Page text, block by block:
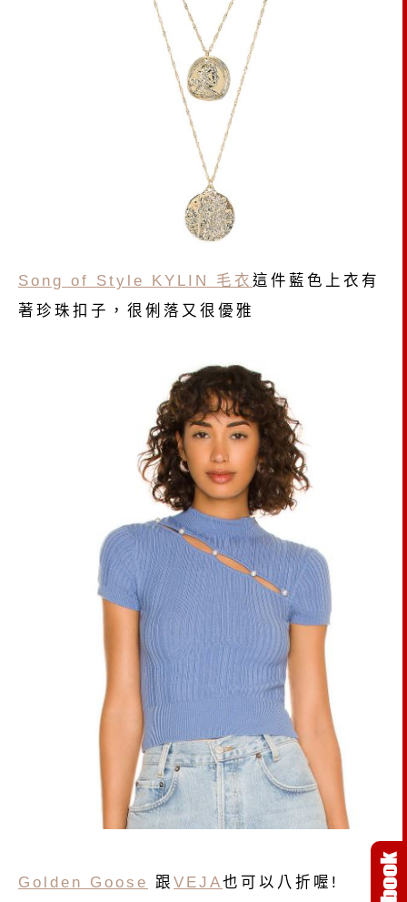
Song of Style KYLIN 毛衣 這件藍色上衣有
著珍珠扣子，很俐落又很優雅
Golden Goose 跟 VEJA也可以八折喔!